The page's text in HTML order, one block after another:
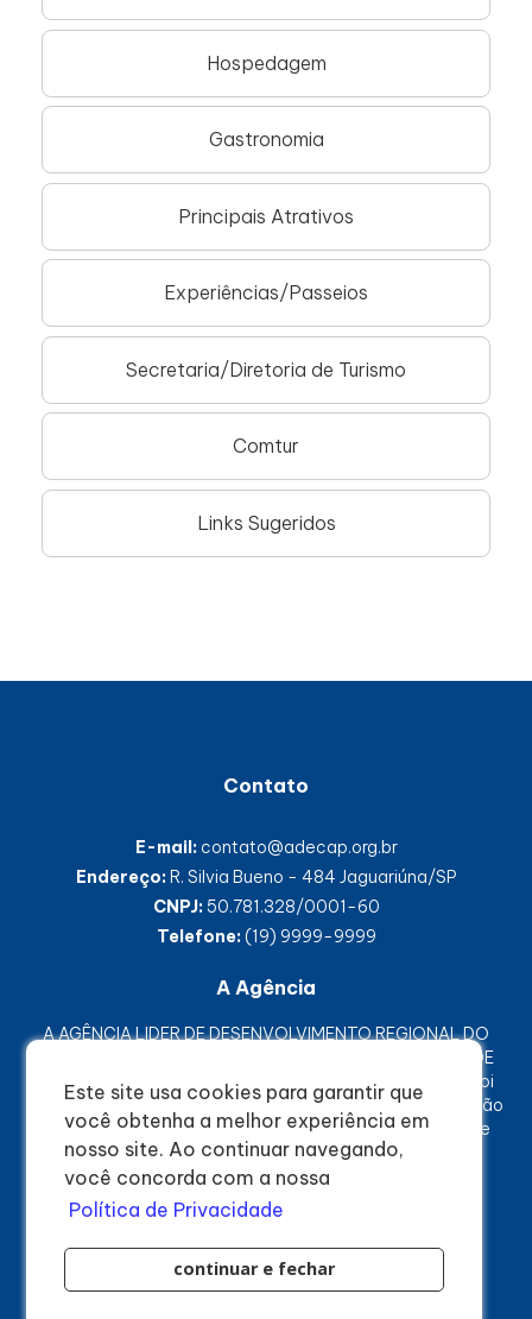
Este site usa cookies para garantir que
você obtenha a melhor experiência em
nosso site. Ao continuar navegando,
você concorda com a nossa
Política de Privacidade
continuar e fechar
Hospedagem
Gastronomia
Principais Atrativos
Experiências/Passeios
Secretaria/Diretoria de Turismo
Comtur
Links Sugeridos
Contato
E-mail: contato@adecap.org.br
Endereço:R. Silvia Bueno - 484 Jaguariúna/SP
CNPJ:50.781.328/0001-60
Telefone:(19) 9999-9999
A Agência
A AGÊNCIA LIDER DE DESENVOLVIMENTO REGIONAL DO
CIRCUITO DAS ÁGUAS PAULISTA, ou apenas AGÊNCIA DE
DESENVOLVIMENTO CIRCUITO DAS ÁGUAS PAULISTA, foi
criada em 15 de dezembro de 2022 como uma associação
civil de direito privado, sem fins lucrativos e de interesse
público, com autonomia administrativa e financeira.